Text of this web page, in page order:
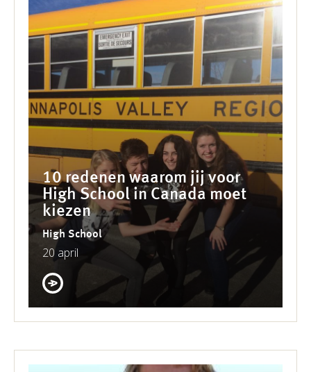
10 redenen waarom jij voor
High School in Canada moet
kiezen
High School
20 april